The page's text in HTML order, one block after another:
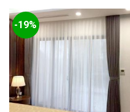
-19%